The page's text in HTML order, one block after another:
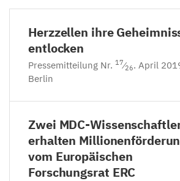
MDC
Herzzellen ihre
entlocken
Pressemitteilung Nr. 17⁄26. April
Berlin
Zwei MDC-
erhalten
vom Europäischen
Forschungsrat ERC